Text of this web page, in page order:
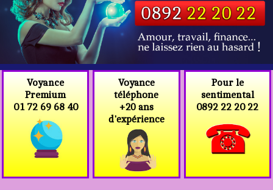
Voyance
Premium
01 72 69 68 40
Voyance
téléphone
+20 ans
d'expérience
Pour le
sentimental
0892 22 20 22